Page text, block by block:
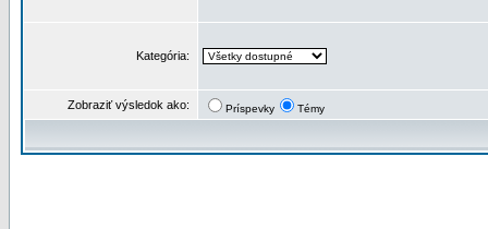
Kategória:
Zobraziť výsledok ako: Príspevky Témy